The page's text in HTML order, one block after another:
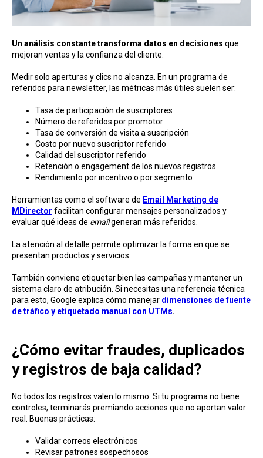
Un análisis constante transforma datos en decisiones que
mejoran ventas y la confianza del cliente.
Medir solo aperturas y clics no alcanza. En un programa de
referidos para newsletter, las métricas más útiles suelen ser:
Tasa de participación de suscriptores
Número de referidos por promotor
Tasa de conversión de visita a suscripción
Costo por nuevo suscriptor referido
Calidad del suscriptor referido
Retención o engagement de los nuevos registros
Rendimiento por incentivo o por segmento
Herramientas como el software de Email Marketing de
MDirector facilitan configurar mensajes personalizados y
evaluar qué ideas de emailgeneran más referidos.
La atención al detalle permite optimizar la forma en que se
presentan productos y servicios.
También conviene etiquetar bien las campañas y mantener un
sistema claro de atribución. Si necesitas una referencia técnica
para esto, Google explica cómo manejar dimensiones de fuente
de tráfico y etiquetado manual con UTMs.
¿Cómo evitar fraudes, duplicados
y registros de baja calidad?
No todos los registros valen lo mismo. Si tu programa no tiene
controles, terminarás premiando acciones que no aportan valor
real. Buenas prácticas:
Validar correos electrónicos
Revisar patrones sospechosos